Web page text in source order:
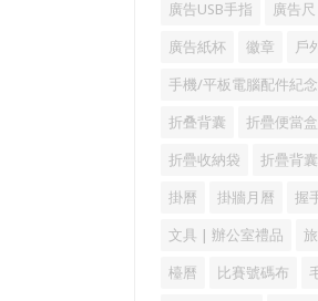
廣告USB手指 廣告尺
廣告紙杯 徽章 戶
手機/平板電腦配件紀
折叠背囊 折疊便當盒
折疊收納袋 折疊背囊
掛曆 掛牆月曆 握
文具 | 辦公室禮品
檯曆 比賽號碼布